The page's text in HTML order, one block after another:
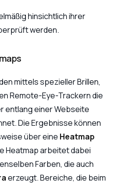
hinsichtlich ihrer
werden.
mittels spezieller Brillen,
Remote-Eye-Trackern die
entlang einer Webseite
Die Ergebnisse können
über eine Heatmap
Heatmap arbeitet dabei
Farben, die auch
erzeugt. Bereiche, die beim